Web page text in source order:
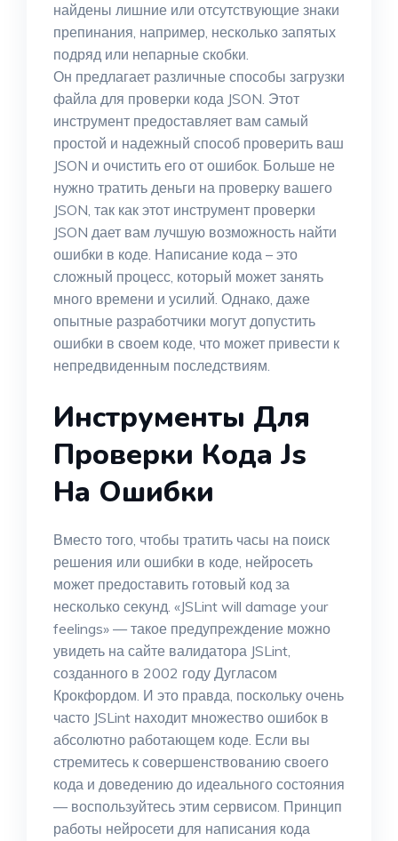
найдены лишние или отсутствующие знаки
препинания, например, несколько запятых
подряд или непарные скобки.
Он предлагает различные способы загрузки
файла для проверки кода JSON. Этот
инструмент предоставляет вам самый
простой и надежный способ проверить ваш
JSON и очистить его от ошибок. Больше не
нужно тратить деньги на проверку вашего
JSON, так как этот инструмент проверки
JSON дает вам лучшую возможность найти
ошибки в коде. Написание кода – это
сложный процесс, который может занять
много времени и усилий. Однако, даже
опытные разработчики могут допустить
ошибки в своем коде, что может привести к
непредвиденным последствиям.
Инструменты Для
Проверки Кода Js
На Ошибки
Вместо того, чтобы тратить часы на поиск
решения или ошибки в коде, нейросеть
может предоставить готовый код за
несколько секунд. «JSLint will damage your
feelings» — такое предупреждение можно
увидеть на сайте валидатора JSLint,
созданного в 2002 году Дугласом
Крокфордом. И это правда, поскольку очень
часто JSLint находит множество ошибок в
абсолютно работающем коде. Если вы
стремитесь к совершенствованию своего
кода и доведению до идеального состояния
— воспользуйтесь этим сервисом. Принцип
работы нейросети для написания кода